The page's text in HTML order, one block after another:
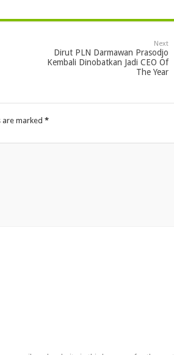
Next
Dirut PLN Darmawan Prasodjo
Kembali Dinobatkan Jadi CEO Of
The Year
marked *